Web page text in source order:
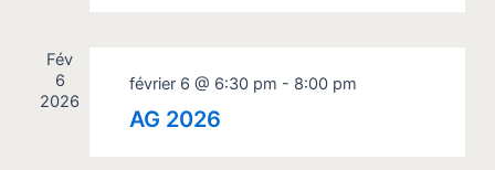
Fév
6
2026
février 6 @ 6:30 pm - 8:00 pm
AG 2026